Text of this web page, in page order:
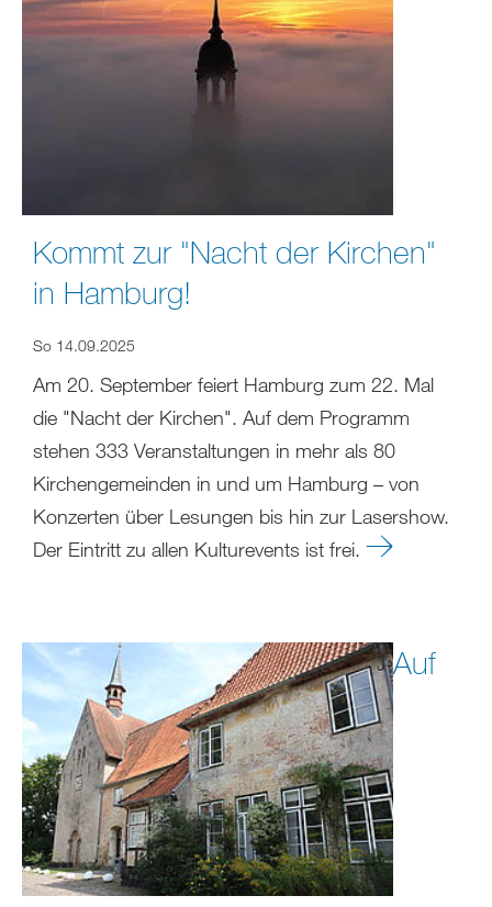
Kommt zur "Nacht der Kirchen"
in Hamburg!
So 14.09.2025
Am 20. September feiert Hamburg zum 22. Mal
die "Nacht der Kirchen". Auf dem Programm
stehen 333 Veranstaltungen in mehr als 80
Kirchengemeinden in und um Hamburg – von
Konzerten über Lesungen bis hin zur Lasershow.
Der Eintritt zu allen Kulturevents ist frei.
Auf